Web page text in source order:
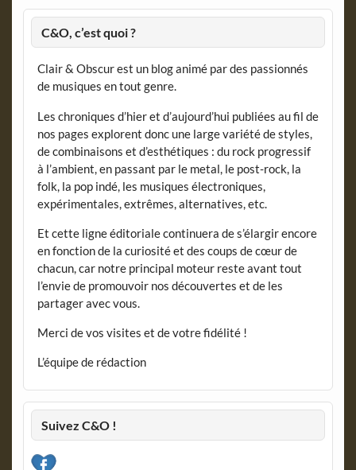
C&O, c’est quoi ?
Clair & Obscur est un blog animé par des passionnés
de musiques en tout genre.
Les chroniques d’hier et d’aujourd’hui publiées au fil de
nos pages explorent donc une large variété de styles,
de combinaisons et d’esthétiques : du rock progressif
à l’ambient, en passant par le metal, le post-rock, la
folk, la pop indé, les musiques électroniques,
expérimentales, extrêmes, alternatives, etc.
Et cette ligne éditoriale continuera de s’élargir encore
en fonction de la curiosité et des coups de cœur de
chacun, car notre principal moteur reste avant tout
l’envie de promouvoir nos découvertes et de les
partager avec vous.
Merci de vos visites et de votre fidélité !
L’équipe de rédaction
Suivez C&O !